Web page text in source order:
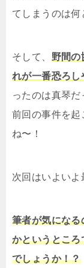
てしまうのは何
そして、 野間の
れが一番恐ろし
ったのは真琴
前回の事件を起
ね〜！
次回はいよいよ
筆者が気にな
かというとこ
でしょうか！？